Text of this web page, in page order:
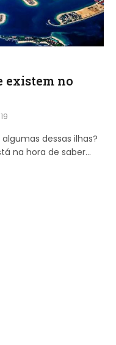
existem no
dessas ilhas?
na hora de saber…